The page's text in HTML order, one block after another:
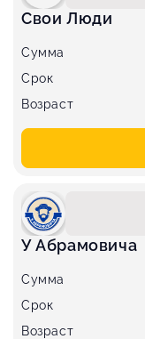
Свои Люди
Сумма
Срок
Возраст
У Абрамовича
Сумма
Срок
Возраст